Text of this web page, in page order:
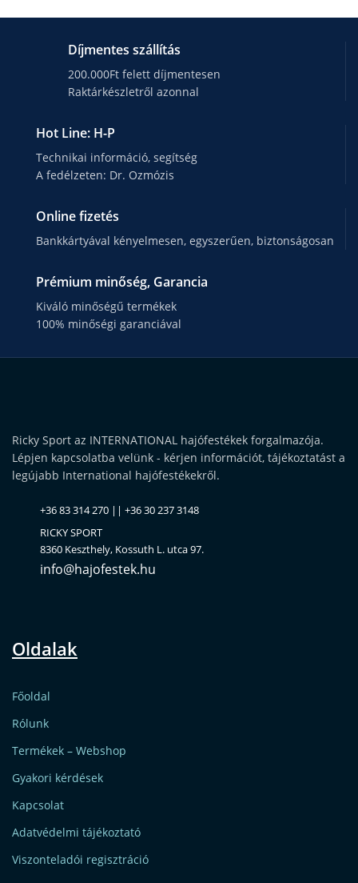
Díjmentes szállítás
200.000Ft felett díjmentesen
Raktárkészletről azonnal
Hot Line: H-P
Technikai információ, segítség
A fedélzeten: Dr. Ozmózis
Online fizetés
Bankkártyával kényelmesen, egyszerűen, biztonságosan
Prémium minőség, Garancia
Kiváló minőségű termékek
100% minőségi garanciával
Ricky Sport az INTERNATIONAL hajófestékek forgalmazója.
Lépjen kapcsolatba velünk - kérjen információt, tájékoztatást a
legújabb International hajófestékekről.
+36 83 314 270 || +36 30 237 3148
RICKY SPORT
8360 Keszthely, Kossuth L. utca 97.
info@hajofestek.hu
Oldalak
Főoldal
Rólunk
Termékek – Webshop
Gyakori kérdések
Kapcsolat
Adatvédelmi tájékoztató
Viszonteladói regisztráció